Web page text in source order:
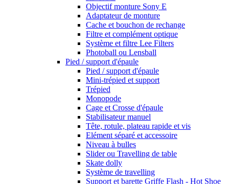
Objectif monture Sony E
Adaptateur de monture
Cache et bouchon de rechange
Filtre et complément optique
Système et filtre Lee Filters
Photoball ou Lensball
Pied / support d'épaule
Pied / support d'épaule
Mini-trépied et support
Trépied
Monopode
Cage et Crosse d'épaule
Stabilisateur manuel
Tête, rotule, plateau rapide et vis
Elément séparé et accessoire
Niveau à bulles
Slider ou Travelling de table
Skate dolly
Système de travelling
Support et barette Griffe Flash - Hot Shoe